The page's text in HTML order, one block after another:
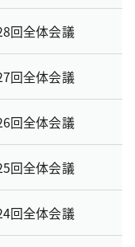
回全体会議
回全体会議
回全体会議
回全体会議
回全体会議